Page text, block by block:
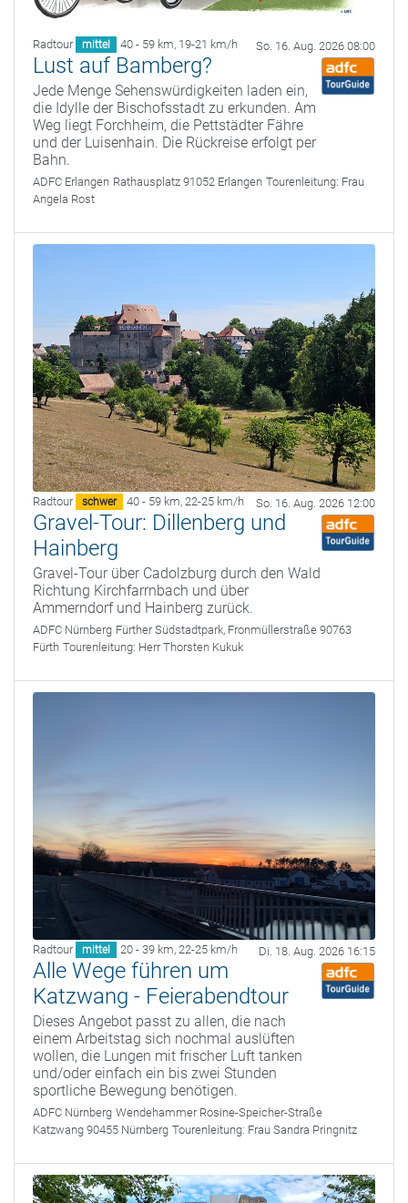
Radtour mittel 40 - 59 km, 19-21 km/h So. 16. Aug. 2026 08:00
Lust auf Bamberg?
Jede Menge Sehenswürdigkeiten laden ein,
die Idylle der Bischofsstadt zu erkunden. Am
Weg liegt Forchheim, die Pettstädter Fähre
und der Luisenhain. Die Rückreise erfolgt per
Bahn.
ADFC Erlangen Rathausplatz 91052 Erlangen Tourenleitung: Frau
Angela Rost
Radtour schwer 40 - 59 km, 22-25 km/h So. 16. Aug. 2026 12:00
Gravel-Tour: Dillenberg und
Hainberg
Gravel-Tour über Cadolzburg durch den Wald
Richtung Kirchfarrnbach und über
Ammerndorf und Hainberg zurück.
ADFC Nürnberg Fürther Südstadtpark, Fronmüllerstraße 90763
Fürth Tourenleitung: Herr Thorsten Kukuk
Radtour mittel 20 - 39 km, 22-25 km/h Di. 18. Aug. 2026 16:15
Alle Wege führen um
Katzwang - Feierabendtour
Dieses Angebot passt zu allen, die nach
einem Arbeitstag sich nochmal auslüften
wollen, die Lungen mit frischer Luft tanken
und/oder einfach ein bis zwei Stunden
sportliche Bewegung benötigen.
ADFC Nürnberg Wendehammer Rosine-Speicher-Straße
Katzwang 90455 Nürnberg Tourenleitung: Frau Sandra Pringnitz